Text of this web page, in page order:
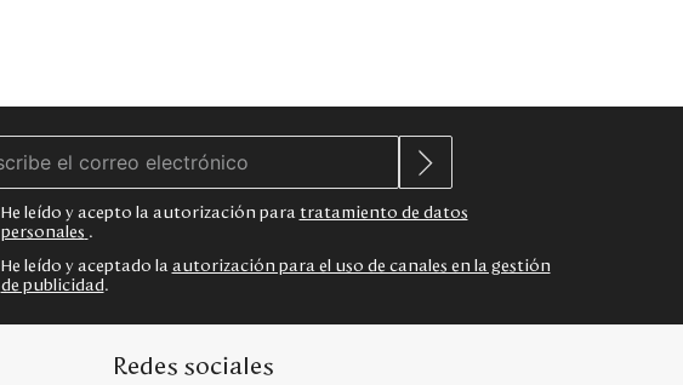
He leído y acepto la autorización para tratamiento de datos
personales .
He leído y aceptado la autorización para el uso de canales en la gestión
de publicidad .
Redes sociales